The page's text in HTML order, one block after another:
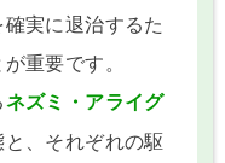
実に退治するた
重要です。
ネズミ・アライグ
、それぞれの駆